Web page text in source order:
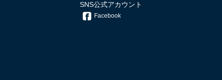
SNS公式アカウント
Facebook